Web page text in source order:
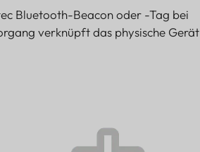
Bluetooth-Beacon oder -Tag bei
verknüpft das physische Gerät